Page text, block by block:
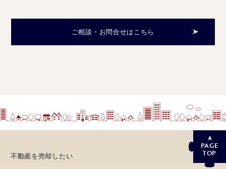
ご相談・お問合せはこちら
PAGE
TOP
不動産を売却したい